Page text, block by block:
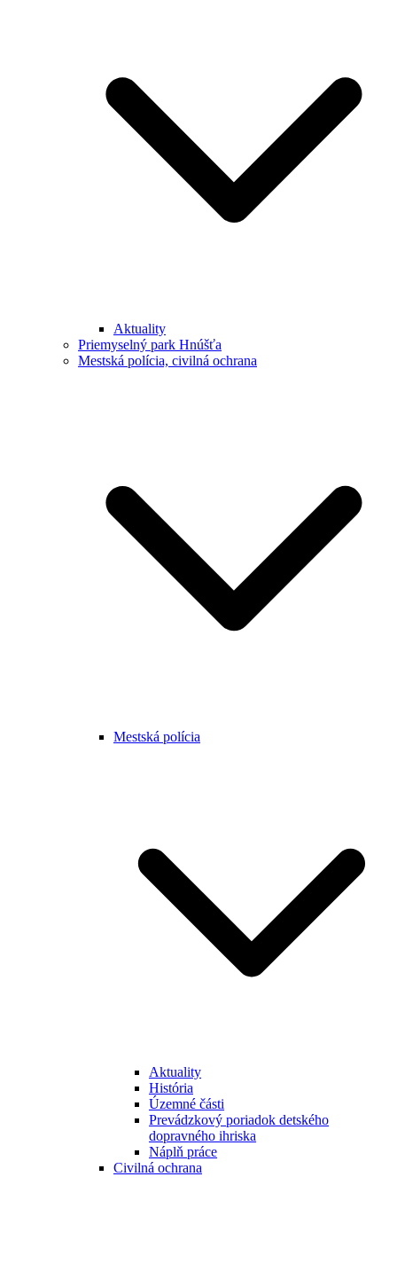
Aktuality
Priemyselný park Hnúšťa
Mestská polícia, civilná ochrana
Mestská polícia
Aktuality
História
Územné části
Prevádzkový poriadok detského
dopravného ihriska
Náplň práce
Civilná ochrana